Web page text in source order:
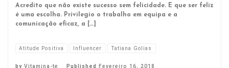
Acredito que não existe sucesso sem felicidade. E que ser feliz
é uma escolha. Privilegio o trabalho em equipa e a
comunicação eficaz, a […]
Atitude Positiva Influencer Tatiana Golias
by Vitamina-te Published Fevereiro 16, 2018